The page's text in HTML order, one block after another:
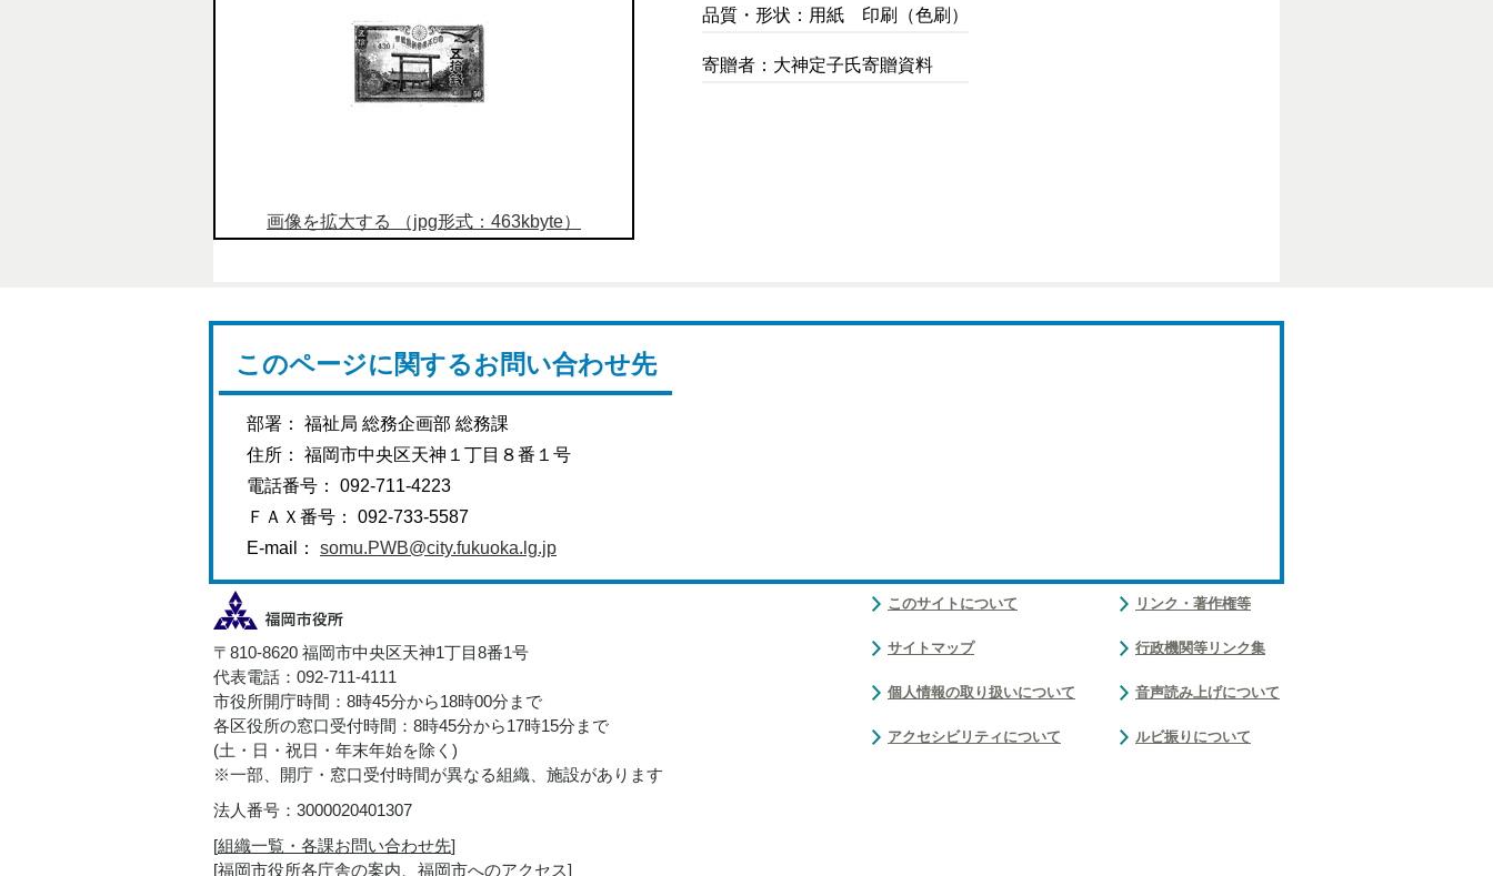
画像を拡大する （jpg形式：463kbyte）
品質・形状：用紙 印刷（色刷）
寄贈者：大神定子氏寄贈資料
このページに関するお問い合わせ先
部署： 福祉局 総務企画部 総務課
住所： 福岡市中央区天神１丁目８番１号
電話番号： 092-711-4223
ＦＡＸ番号： 092-733-5587
E-mail： somu.PWB@city.fukuoka.lg.jp
〒810-8620 福岡市中央区天神1丁目8番1号
代表電話：092-711-4111
市役所開庁時間：8時45分から18時00分まで
各区役所の窓口受付時間：8時45分から17時15分まで
(土・日・祝日・年末年始を除く)
※一部、開庁・窓口受付時間が異なる組織、施設があります
法人番号：3000020401307
[組織一覧・各課お問い合わせ先]
[福岡市役所各庁舎の案内、福岡市へのアクセス]
このサイトについて
サイトマップ
個人情報の取り扱いについて
アクセシビリティについて
リンク・著作権等
行政機関等リンク集
音声読み上げについて
ルビ振りについて